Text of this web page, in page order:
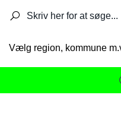
Vælg region, kommune